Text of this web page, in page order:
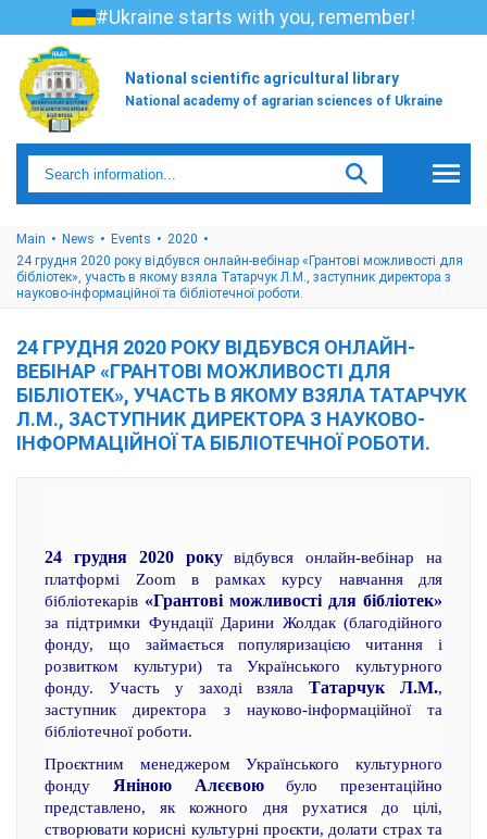
#Ukraine starts with you, remember!
National scientific agricultural library
National academy of agrarian sciences of Ukraine
Main News Events
2020
24 грудня 2020 року відбувся онлайн-вебінар «Грантові можливості для
бібліотек», участь в якому взяла Татарчук Л.М., заступник директора з
науково-інформаційної та бібліотечної роботи.
24 ГРУДНЯ 2020 РОКУ ВІДБУВСЯ ОНЛАЙН-
ВЕБІНАР «ГРАНТОВІ МОЖЛИВОСТІ ДЛЯ
БІБЛІОТЕК», УЧАСТЬ В ЯКОМУ ВЗЯЛА ТАТАРЧУК
Л.М., ЗАСТУПНИК ДИРЕКТОРА З НАУКОВО-
ІНФОРМАЦІЙНОЇ ТА БІБЛІОТЕЧНОЇ РОБОТИ.
24 грудня 2020 рокувідбувся онлайн-вебінар на
платформі Zoom в рамках курсу навчання для
бібліотекарів «Грантові можливості для бібліотек»
за підтримки Фундації Дарини Жолдак (благодійного
фонду, що займається популяризацією читання і
розвитком культури) та Українського культурного
фонду. Участь у заході взялаТатарчук Л.М.,
заступник директора з науково-інформаційної та
бібліотечної роботи.
Проєктним менеджером Українського культурного
фонду Яніною Алєєвоюбуло презентаційно
представлено, як кожного дня рухатися до цілі,
створювати корисні культурні проєкти, долати страх та